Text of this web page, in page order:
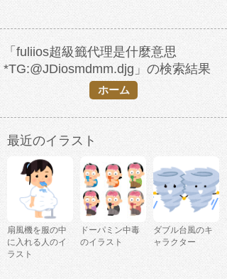
「fuliios超級籤代理是什麼意思
*TG:@JDiosmdmm.djg」の検索結果
ホーム
最近のイラスト
扇風機を服の中
に入れる人のイ
ラスト
ドーパミン中毒
のイラスト
ダブル台風のキ
ャラクター